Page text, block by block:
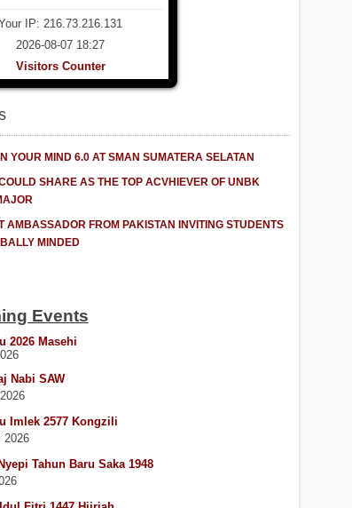
IP: 216.73.216.131
2026-08-07 18:27
Visitors Counter
YOUR MIND 6.0 AT SMAN SUMATERA SELATAN
SHARE AS THE TOP ACVHIEVER OF UNBK
AMBASSADOR FROM PAKISTAN INVITING STUDENTS
MINDED
Events
2026 Masehi
Nabi SAW
Imlek 2577 Kongzili
2026
Tahun Baru Saka 1948